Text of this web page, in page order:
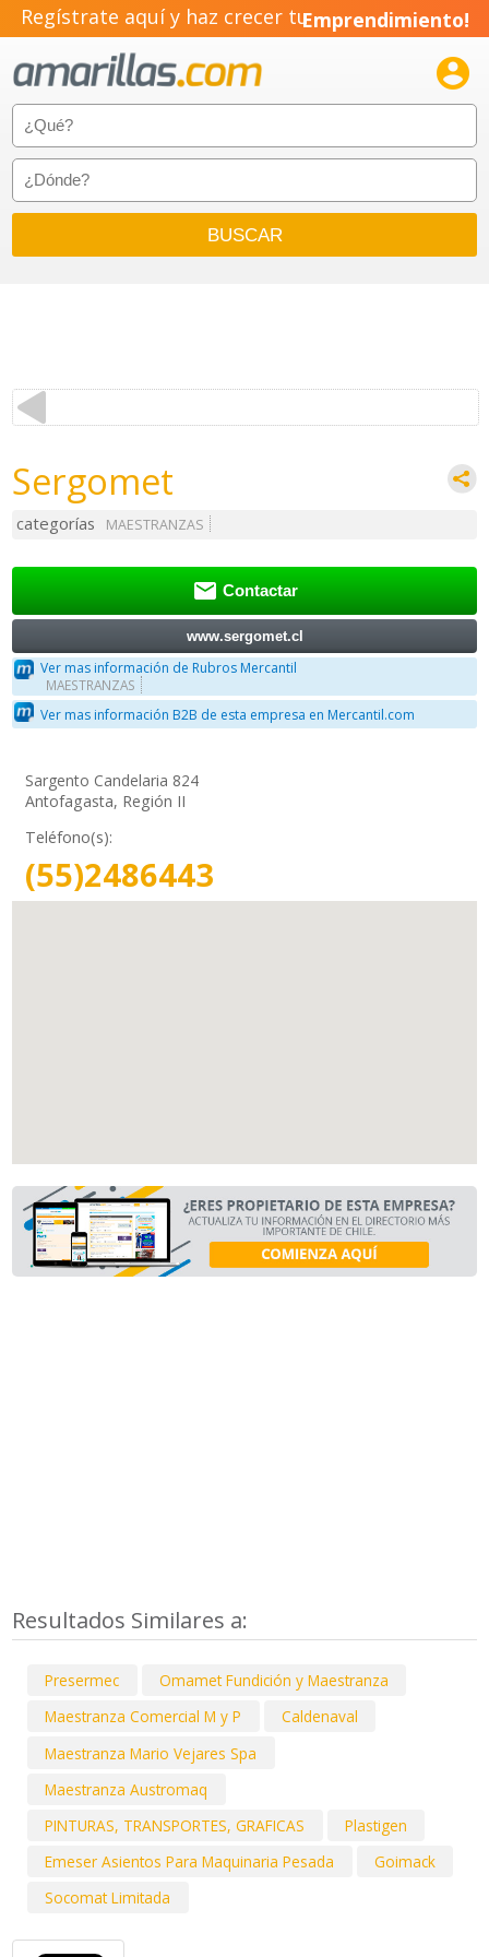
Regístrate aquí y haz crecer tuEmprendimiento!

Sergomet
categorías MAESTRANZAS
 Contactar
www.sergomet.cl
Ver mas información de Rubros Mercantil
MAESTRANZAS
Ver mas información B2B de esta empresa en Mercantil.com
Sargento Candelaria 824
Antofagasta, Región II
Teléfono(s):
(55)2486443
Resultados Similares a:
Presermec
Omamet Fundición y Maestranza
Maestranza Comercial M y P
Caldenaval
Maestranza Mario Vejares Spa
Maestranza Austromaq
PINTURAS, TRANSPORTES, GRAFICAS
Plastigen
Emeser Asientos Para Maquinaria Pesada
Goimack
Socomat Limitada